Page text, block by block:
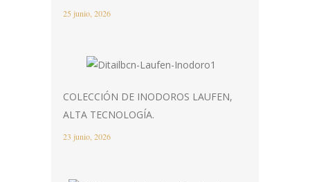
25 junio, 2026
COLECCIÓN DE INODOROS LAUFEN,
ALTA TECNOLOGÍA.
23 junio, 2026